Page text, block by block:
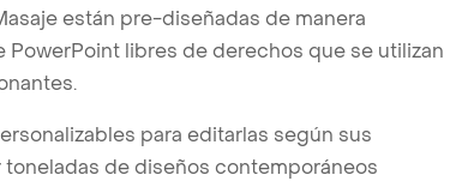
están pre-diseñadas de manera
libres de derechos que se utilizan
para editarlas según sus
de diseños contemporáneos